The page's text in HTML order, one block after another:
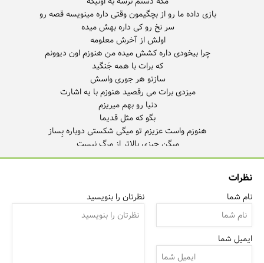
برای من تک درخت تو باد
نظرات
نام شما
ایمیل شما
نظرتان را بنویسید